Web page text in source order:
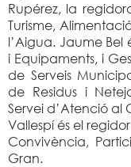
Rupérez, la
Turisme,
l’Aigua. Jaume Bel
i Equipaments, i
de Serveis
de Residus i
Servei d’Atenció al
Vallespí és el
Convivència,
Gran.